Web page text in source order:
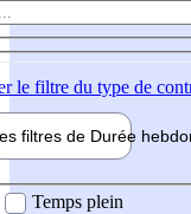
le filtre du type de
filtres de Durée hebdo
Temps plein